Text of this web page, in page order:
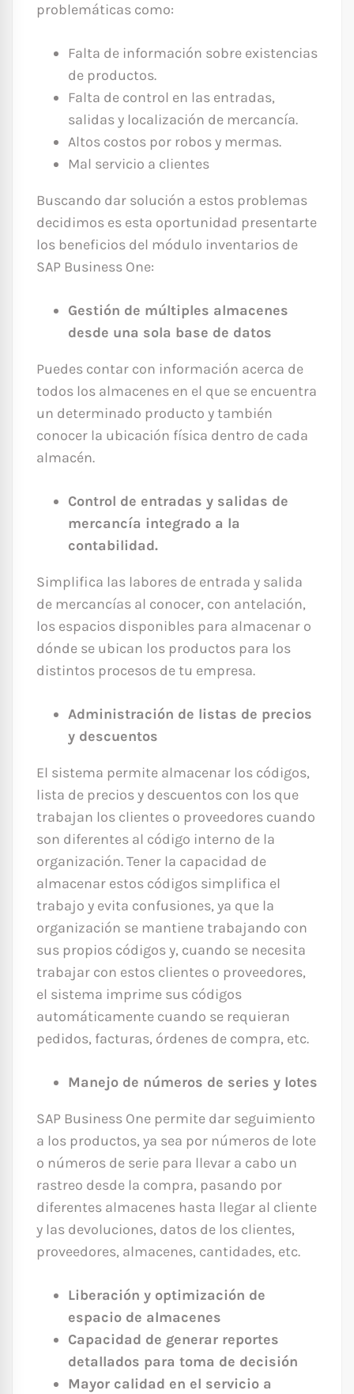
problemáticas como:
Falta de información sobre existencias
de productos.
Falta de control en las entradas,
salidas y localización de mercancía.
Altos costos por robos y mermas.
Mal servicio a clientes
Buscando dar solución a estos problemas
decidimos es esta oportunidad presentarte
los beneficios del módulo inventarios de
SAP Business One:
Gestión de múltiples almacenes
desde una sola base de datos
Puedes contar con información acerca de
todos los almacenes en el que se encuentra
un determinado producto y también
conocer la ubicación física dentro de cada
almacén.
Control de entradas y salidas de
mercancía integrado a la
contabilidad.
Simplifica las labores de entrada y salida
de mercancías al conocer, con antelación,
los espacios disponibles para almacenar o
dónde se ubican los productos para los
distintos procesos de tu empresa.
Administración de listas de precios
y descuentos
El sistema permite almacenar los códigos,
lista de precios y descuentos con los que
trabajan los clientes o proveedores cuando
son diferentes al código interno de la
organización. Tener la capacidad de
almacenar estos códigos simplifica el
trabajo y evita confusiones, ya que la
organización se mantiene trabajando con
sus propios códigos y, cuando se necesita
trabajar con estos clientes o proveedores,
el sistema imprime sus códigos
automáticamente cuando se requieran
pedidos, facturas, órdenes de compra, etc.
Manejo de números de series y lotes
SAP Business One permite dar seguimiento
a los productos, ya sea por números de lote
o números de serie para llevar a cabo un
rastreo desde la compra, pasando por
diferentes almacenes hasta llegar al cliente
y las devoluciones, datos de los clientes,
proveedores, almacenes, cantidades, etc.
Liberación y optimización de
espacio de almacenes
Capacidad de generar reportes
detallados para toma de decisión
Mayor calidad en el servicio a